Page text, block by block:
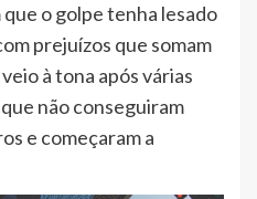
o golpe tenha lesado
prejuízos que somam
à tona após várias
não conseguiram
e começaram a